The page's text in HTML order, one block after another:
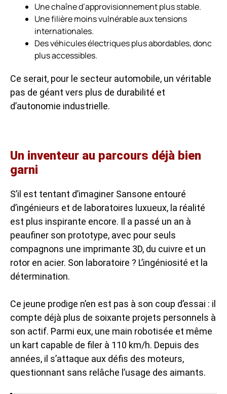
Une chaîne d’approvisionnement plus stable.
Une filière moins vulnérable aux tensions
internationales.
Des véhicules électriques plus abordables, donc
plus accessibles.
Ce serait, pour le secteur automobile, un véritable
pas de géant vers plus de durabilité et
d’autonomie industrielle.
Un inventeur au parcours déjà bien
garni
S’il est tentant d’imaginer Sansone entouré
d’ingénieurs et de laboratoires luxueux, la réalité
est plus inspirante encore. Il a passé un an à
peaufiner son prototype, avec pour seuls
compagnons une imprimante 3D, du cuivre et un
rotor en acier. Son laboratoire ? L’ingéniosité et la
détermination.
Ce jeune prodige n’en est pas à son coup d’essai : il
compte déjà plus de soixante projets personnels à
son actif. Parmi eux, une main robotisée et même
un kart capable de filer à 110 km/h. Depuis des
années, il s’attaque aux défis des moteurs,
questionnant sans relâche l’usage des aimants.